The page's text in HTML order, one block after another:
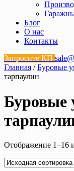
Блог
О нас
Контакты
Запросите КП
Главная /Буровые
тарпаулин
Буровые
Отображение 1–16